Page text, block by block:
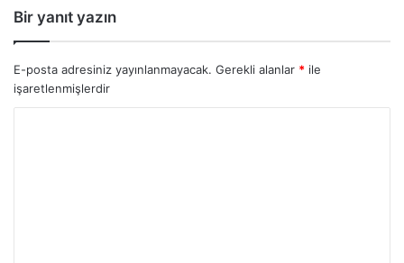
Bir yanıt yazın
E-posta adresiniz yayınlanmayacak. Gerekli alanlar * ile
işaretlenmişlerdir